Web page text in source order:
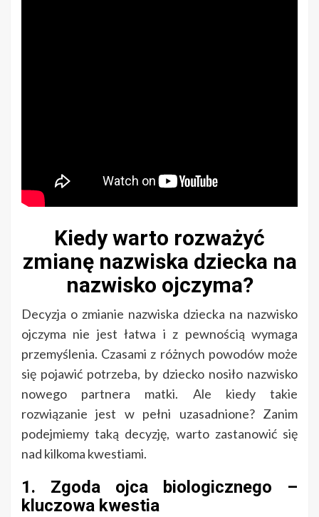
Kiedy warto rozważyć
zmianę nazwiska dziecka na
nazwisko ojczyma?
Decyzja o zmianie nazwiska dziecka na nazwisko
ojczyma nie jest łatwa i z pewnością wymaga
przemyślenia. Czasami z różnych powodów może
się pojawić potrzeba, by dziecko nosiło nazwisko
nowego partnera matki. Ale kiedy takie
rozwiązanie jest w pełni uzasadnione? Zanim
podejmiemy taką decyzję, warto zastanowić się
nad kilkoma kwestiami.
1. Zgoda ojca biologicznego –
kluczowa kwestia